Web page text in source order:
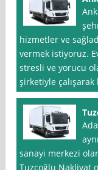
hizmetler ve
vermek istiyoruz.
stresli ve yorucu
şirketiyle
sanayi merkezi
Tuzcoğlu Nakliyat